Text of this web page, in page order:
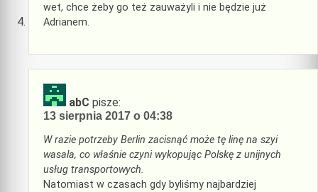
wet, chce żeby go też zauważyli i nie będzie już
Adrianem.
abC pisze:
13 sierpnia 2017 o 04:38
W razie potrzeby Berlin zacisnąć może tę linę na szyi
wasala, co właśnie czyni wykopując Polskę z unijnych
usług transportowych.
Natomiast w czasach gdy byliśmy najbardziej